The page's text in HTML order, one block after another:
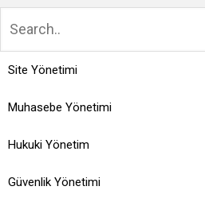
Site Yönetimi
Muhasebe Yönetimi
Hukuki Yönetim
Güvenlik Yönetimi